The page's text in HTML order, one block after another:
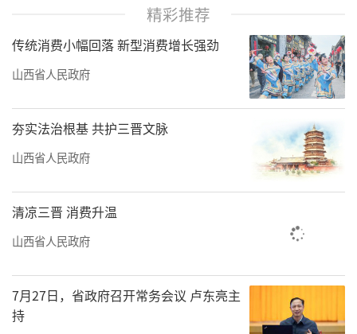
全省上下牢记领袖殷殷嘱托，扎实践行习
近平生态文明思想，牢固树立“绿水青山就是
金山银山”的理念，坚持“四治”一体推进，
协同推进降碳、减污、扩绿、增长，全方位、
全地域、全过程开展生态环境保护，美丽山西
5月的太原汾河景区绿意葱茏、碧波荡漾，
游人如织。今年“五一”假期，太原汾河景区
共接待游客58万余人次，成为热门打卡地。
原城区晋阳桥段，察看汾河水治理及两岸生态
保护、城市环境建设等情况。习近平总书记指
精彩推荐
传统消费小幅回落 新型消费增长强劲
山西省人民政府
夯实法治根基 共护三晋文脉
山西省人民政府
清凉三晋 消费升温
山西省人民政府
7月27日，省政府召开常务会议 卢东亮主
持